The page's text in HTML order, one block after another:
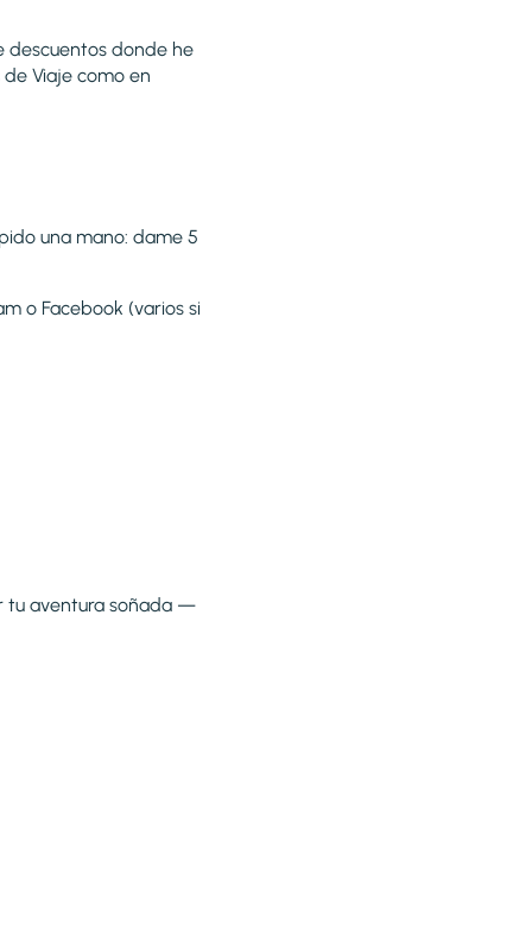
descuentos donde he
Viaje como en
una mano: dame 5
o Facebook (varios si
tu aventura soñada —